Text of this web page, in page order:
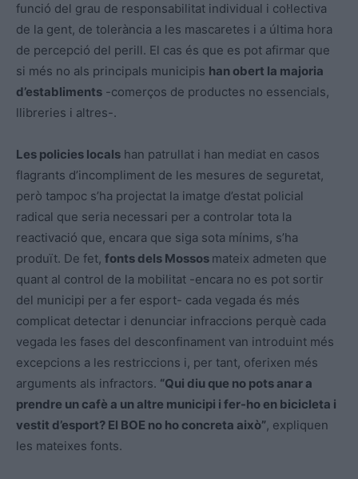
funció del grau de responsabilitat individual i col·lectiva
de la gent, de tolerància a les mascaretes i a última hora
de percepció del perill. El cas és que es pot afirmar que
si més no als principals municipis han obert la majoria
d’establiments -comerços de productes no essencials,
llibreries i altres-.
Les policies locals han patrullat i han mediat en casos
flagrants d’incompliment de les mesures de seguretat,
però tampoc s’ha projectat la imatge d’estat policial
radical que seria necessari per a controlar tota la
reactivació que, encara que siga sota mínims, s’ha
produït. De fet, fonts dels Mossos mateix admeten que
quant al control de la mobilitat -encara no es pot sortir
del municipi per a fer esport- cada vegada és més
complicat detectar i denunciar infraccions perquè cada
vegada les fases del desconfinament van introduint més
excepcions a les restriccions i, per tant, oferixen més
arguments als infractors. “Qui diu que no pots anar a
prendre un cafè a un altre municipi i fer-ho en bicicleta i
vestit d’esport? El BOE no ho concreta això”, expliquen
les mateixes fonts.